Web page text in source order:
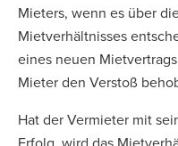
Mieters, wenn es über
Mietverhältnisses
eines neuen
Mieter den Verstoß
Hat der Vermieter mit